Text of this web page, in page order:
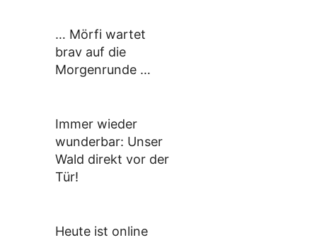
… Mörfi wartet
brav auf die
Morgenrunde …
Immer wieder
wunderbar: Unser
Wald direkt vor der
Tür!
Heute ist online